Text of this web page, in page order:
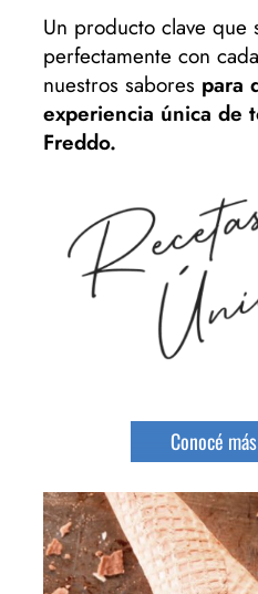
Un producto clave que
perfectamente con
nuestros sabores para
experiencia única de
Freddo.
Conocé más